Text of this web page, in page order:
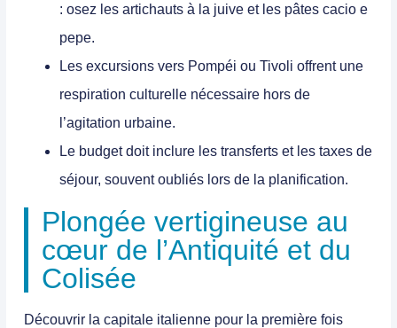
: osez les artichauts à la juive et les pâtes cacio e
pepe.
Les excursions vers Pompéi ou Tivoli offrent une
respiration culturelle nécessaire hors de
l’agitation urbaine.
Le budget doit inclure les transferts et les taxes de
séjour, souvent oubliés lors de la planification.
Plongée vertigineuse au
cœur de l’Antiquité et du
Colisée
Découvrir la capitale italienne pour la première fois